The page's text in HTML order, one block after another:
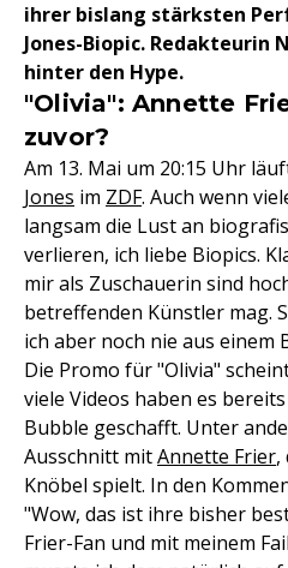
ihrer bislang stärksten
Jones-Biopic. Redakteurin
hinter den Hype.
"Olivia": Annette
zuvor?
Am 13. Mai um 20:15 Uhr
Jones im ZDF. Auch wenn
langsam die Lust an
verlieren, ich liebe Biopics.
mir als Zuschauerin sind
betreffenden Künstler mag.
ich aber noch nie aus einem
Die Promo für "Olivia"
viele Videos haben es
Bubble geschafft. Unter
Ausschnitt mitAnnette Frier,
Knöbel spielt. In den
"Wow, das ist ihre bisher
Frier-Fan und mit meinem